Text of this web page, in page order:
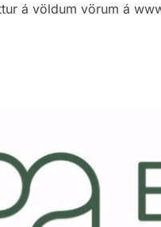
á völdum vörum á